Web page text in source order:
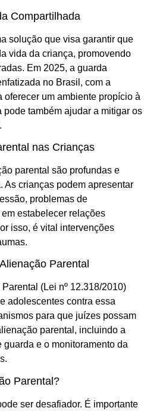
Compartilhada
solução que visa garantir que
vida da criança, promovendo
Em 2025, a guarda
no Brasil, com a
oferecer um ambiente propício à
também ajudar a mitigar os
nas Crianças
parental são profundas e
As crianças podem apresentar
problemas de
estabelecer relações
isso, é vital intervenções
Parental
(Lei nº 12.318/2010)
adolescentes contra essa
para que juízes possam
parental, incluindo a
e o monitoramento da
Parental?
ser desafiador. É importante